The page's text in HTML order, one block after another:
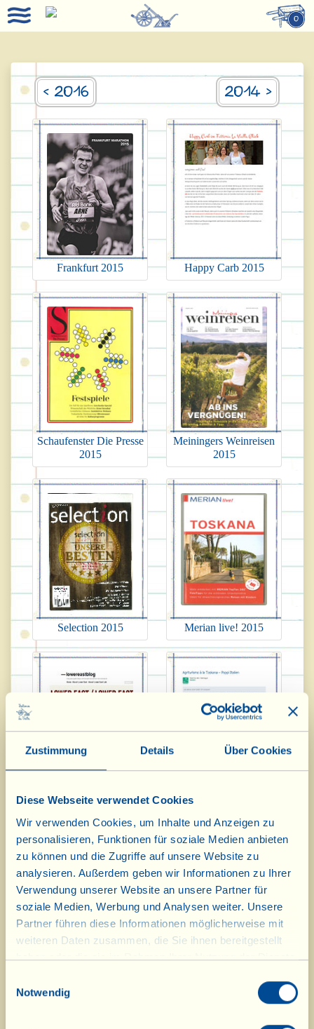
Zustimmung Details Über Cookies
Diese Webseite verwendet Cookies
Wir verwenden Cookies, um Inhalte und Anzeigen zu
personalisieren, Funktionen für soziale Medien anbieten
zu können und die Zugriffe auf unsere Website zu
analysieren. Außerdem geben wir Informationen zu Ihrer
Verwendung unserer Website an unsere Partner für
soziale Medien, Werbung und Analysen weiter. Unsere
Partner führen diese Informationen möglicherweise mit
weiteren Daten zusammen, die Sie ihnen bereitgestellt
haben oder die sie im Rahmen Ihrer Nutzung der Dienste
Notwendig
0
< 2016 2014 >
Frankfurt 2015 Happy Carb 2015
Schaufenster Die Presse
2015
Meiningers Weinreisen
2015
Selection 2015 Merian live! 2015
Lower East Blog 2015 ReiseInspiration 2015